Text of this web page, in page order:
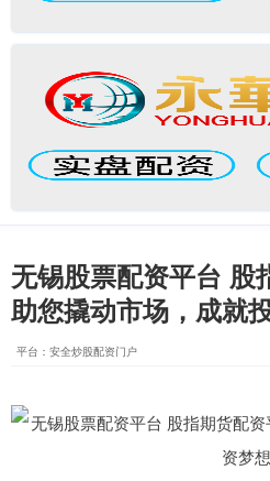
无锡股票配资平台 股
助您撬动市场，成就
平台：安全炒股配资门户